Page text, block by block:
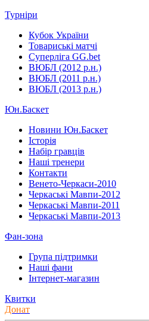
Турніри
Кубок України
Товариські матчі
Суперліга GG.bet
ВЮБЛ (2012 р.н.)
ВЮБЛ (2011 р.н.)
ВЮБЛ (2013 р.н.)
Юн.Баскет
Новини Юн.Баскет
Історія
Набір гравців
Наші тренери
Контакти
Венето-Черкаси-2010
Черкаські Мавпи-2012
Черкаські Мавпи-2011
Черкаські Мавпи-2013
Фан-зона
Група підтримки
Наші фани
Інтернет-магазин
Квитки
Донат